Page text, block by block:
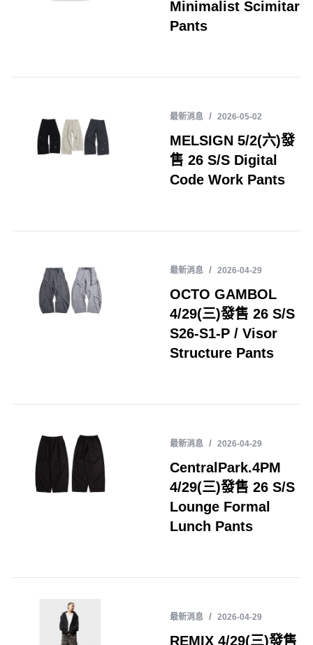
Minimalist Scimitar
Pants
最新消息 2026-05-02
MELSIGN 5/2(六)發
售 26 S/S Digital
Code Work Pants
最新消息 2026-04-29
OCTO GAMBOL
4/29(三)發售 26 S/S
S26-S1-P / Visor
Structure Pants
最新消息 2026-04-29
CentralPark.4PM
4/29(三)發售 26 S/S
Lounge Formal
Lunch Pants
最新消息 2026-04-29
REMIX 4/29(三)發售